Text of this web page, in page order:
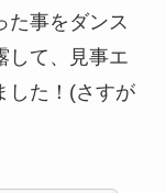
た事をダンス
して、見事エ
した！(さすが